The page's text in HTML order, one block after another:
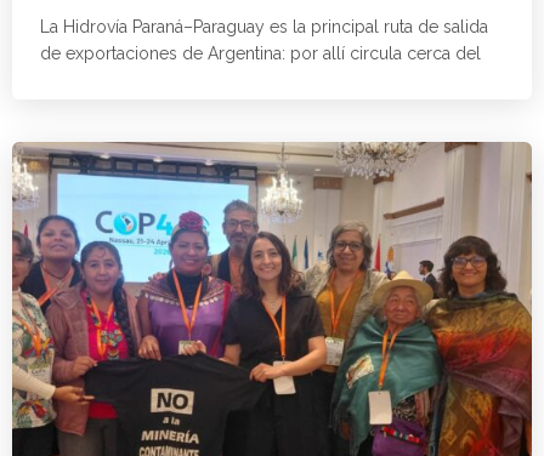
La Hidrovía Paraná–Paraguay es la principal ruta de salida
de exportaciones de Argentina: por allí circula cerca del